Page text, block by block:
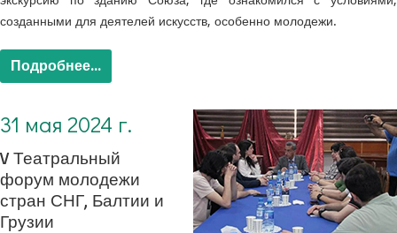
созданными для деятелей искусств, особенно молодежи.
Подробнее...
31 мая 2024 г.
V Театральный
форум молодежи
стран СНГ, Балтии и
Грузии